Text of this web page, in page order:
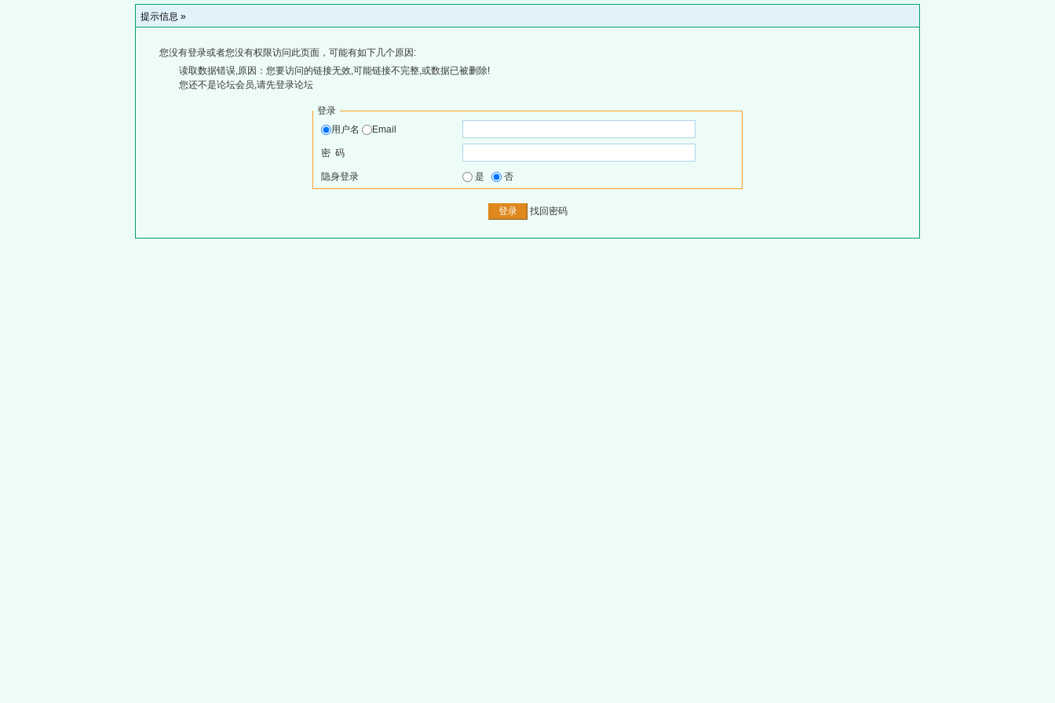
提示信息 »
您没有登录或者您没有权限访问此页面，可能有如下几个原因:
读取数据错误,原因：您要访问的链接无效,可能链接不完整,或数据已被删除!
您还不是论坛会员,请先登录论坛
登录
用户名
Email
密 码
隐身登录 是 否
找回密码